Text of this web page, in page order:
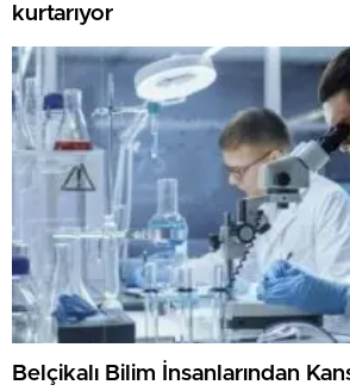
kurtarıyor
Belçikalı Bilim İnsanlarından